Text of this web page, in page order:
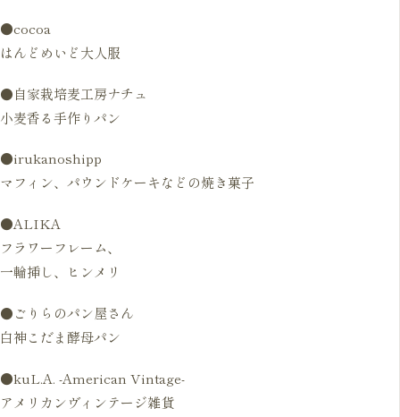
●cocoa
はんどめいど大人服
●自家栽培麦工房ナチュ
小麦香る手作りパン
●irukanoshipp
マフィン、パウンドケーキなどの焼き菓子
●ALIKA
フラワーフレーム、
一輪挿し、ヒンメリ
●ごりらのパン屋さん
白神こだま酵母パン
●kuL.A. -American Vintage-
アメリカンヴィンテージ雑貨